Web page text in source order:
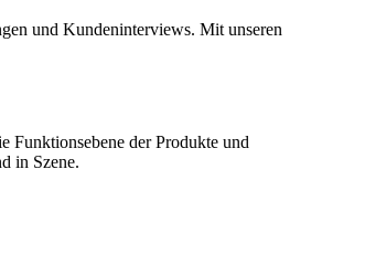
und Kundeninterviews. Mit unseren
Funktionsebene der Produkte und
in Szene.